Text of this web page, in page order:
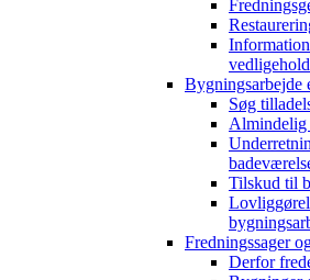
Bygningsarbejde
Søg
Almindelig
Tilskud til
Fredningssager
Derfor